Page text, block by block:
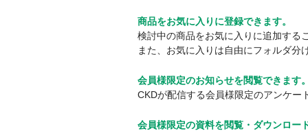
商品をお気に入りに登録できます。
検討中の商品をお気に入りに追加する
また、お気に入りは自由にフォルダ
会員様限定のお知らせを閲覧できます
CKDが配信する会員様限定のアンケー
会員様限定の資料を閲覧・ダウンロー